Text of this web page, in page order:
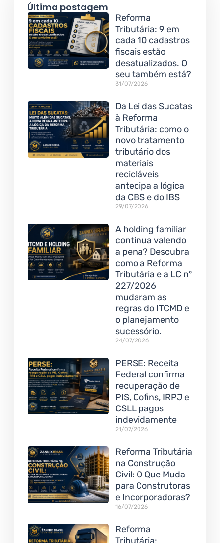
Última postagem
Reforma
Tributária: 9 em
cada 10 cadastros
fiscais estão
desatualizados. O
seu também está?
31/07/2026
Da Lei das Sucatas
à Reforma
Tributária: como o
novo tratamento
tributário dos
materiais
recicláveis
antecipa a lógica
da CBS e do IBS
29/07/2026
A holding familiar
continua valendo
a pena? Descubra
como a Reforma
Tributária e a LC nº
227/2026
mudaram as
regras do ITCMD e
o planejamento
sucessório.
24/07/2026
PERSE: Receita
Federal confirma
recuperação de
PIS, Cofins, IRPJ e
CSLL pagos
indevidamente
21/07/2026
Reforma Tributária
na Construção
Civil: O Que Muda
para Construtoras
e Incorporadoras?
16/07/2026
Reforma
Tributária: